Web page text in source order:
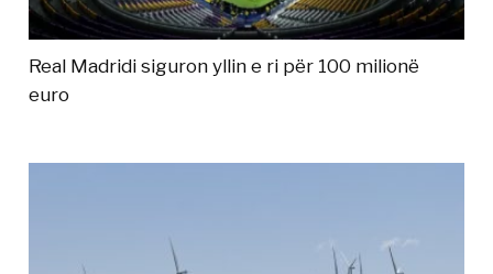
Real Madridi siguron yllin e ri për 100 milionë
euro